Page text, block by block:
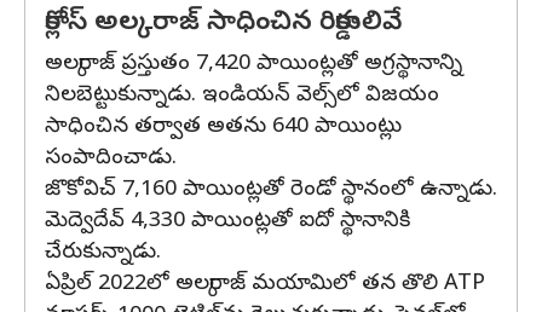
కార్లోస్ అల్కరాజ్ సాధించిన రికార్డులివే
అల్కరాజ్ ప్రస్తుతం 7,420 పాయింట్లతో అగ్రస్థానాన్ని
నిలబెట్టుకున్నాడు. ఇండియన్ వెల్స్‌లో విజయం
సాధించిన తర్వాత అతను 640 పాయింట్లు
సంపాదించాడు.
జొకోవిచ్ 7,160 పాయింట్లతో రెండో స్థానంలో ఉన్నాడు.
మెద్వెదేవ్ 4,330 పాయింట్లతో ఐదో స్థానానికి
చేరుకున్నాడు.
ఏప్రిల్ 2022లో అల్కరాజ్ మయామిలో తన తొలి ATP